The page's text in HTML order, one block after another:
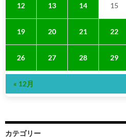
12 13 14 15
19 20 21 22
26 27 28 29
« 12月
カテゴリー